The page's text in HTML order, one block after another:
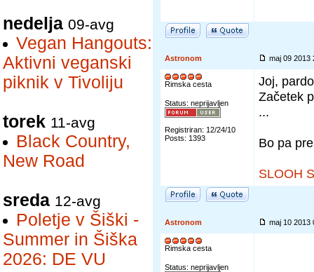
nedelja 09-avg
Vegan Hangouts:
Aktivni veganski
piknik v Tivoliju
torek 11-avg
Black Country,
New Road
sreda 12-avg
Poletje v Šiški -
Summer in Šiška
2026: DE VU
Astronom maj 09
Rimska cesta
Status: neprijavljen
Registriran: 12/24/10
Posts: 1393
Joj,
Začetek
...
Bo pa
SLOOH
Astronom maj 10
Rimska cesta
Status: neprijavljen